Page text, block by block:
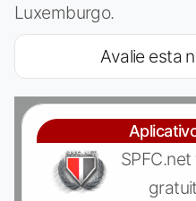
Luxemburgo.
Avalie esta